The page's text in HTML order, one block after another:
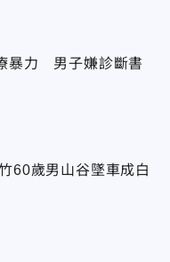
暴力 男子嫌診斷書
60歲男山谷墜車成白